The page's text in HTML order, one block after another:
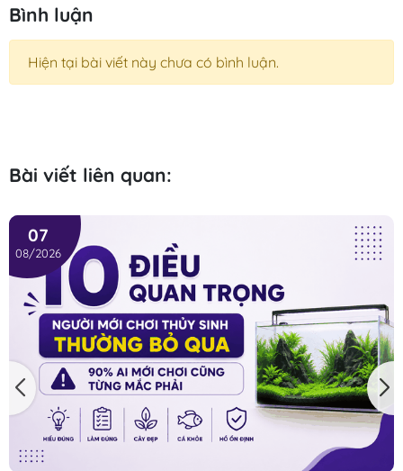
Bình luận
Hiện tại bài viết này chưa có bình luận.
Bài viết liên quan:
07
08/2026